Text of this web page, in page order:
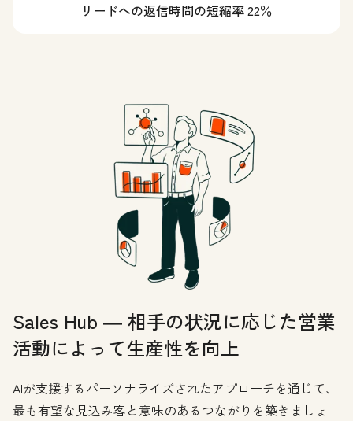
リードへの返信時間の短縮率 22％
Sales Hub ― 相手の状況に応じた営業
活動によって生産性を向上
AIが支援するパーソナライズされたアプローチを通じて、
最も有望な見込み客と意味のあるつながりを築きましょ